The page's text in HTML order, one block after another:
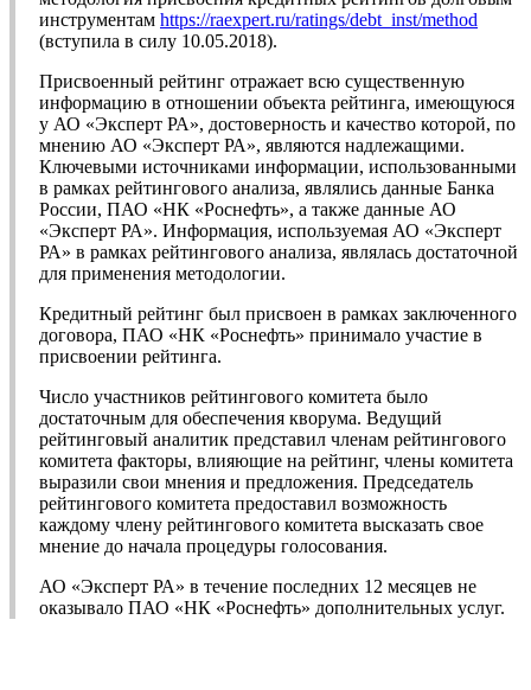
инструментам https://raexpert.ru/ratings/debt_inst/method
(вступила в силу 10.05.2018).
Присвоенный рейтинг отражает всю существенную
информацию в отношении объекта рейтинга, имеющуюся
у АО «Эксперт РА», достоверность и качество которой, по
мнению АО «Эксперт РА», являются надлежащими.
Ключевыми источниками информации, использованными
в рамках рейтингового анализа, являлись данные Банка
России, ПАО «НК «Роснефть», а также данные АО
«Эксперт РА». Информация, используемая АО «Эксперт
РА» в рамках рейтингового анализа, являлась достаточной
для применения методологии.
Кредитный рейтинг был присвоен в рамках заключенного
договора, ПАО «НК «Роснефть» принимало участие в
присвоении рейтинга.
Число участников рейтингового комитета было
достаточным для обеспечения кворума. Ведущий
рейтинговый аналитик представил членам рейтингового
комитета факторы, влияющие на рейтинг, члены комитета
выразили свои мнения и предложения. Председатель
рейтингового комитета предоставил возможность
каждому члену рейтингового комитета высказать свое
мнение до начала процедуры голосования.
АО «Эксперт РА» в течение последних 12 месяцев не
оказывало ПАО «НК «Роснефть» дополнительных услуг.